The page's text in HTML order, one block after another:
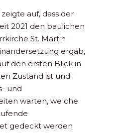
auf, dass der
2021 den baulichen
St. Martin
ergab,
den ersten Blick in
Zustand ist und
und
warten, welche
gedeckt werden